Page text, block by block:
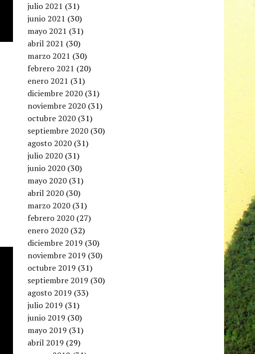
julio 2021 (31)
junio 2021 (30)
mayo 2021 (31)
abril 2021 (30)
marzo 2021 (30)
febrero 2021 (20)
enero 2021 (31)
diciembre 2020 (31)
noviembre 2020 (31)
octubre 2020 (31)
septiembre 2020 (30)
agosto 2020 (31)
julio 2020 (31)
junio 2020 (30)
mayo 2020 (31)
abril 2020 (30)
marzo 2020 (31)
febrero 2020 (27)
enero 2020 (32)
diciembre 2019 (30)
noviembre 2019 (30)
octubre 2019 (31)
septiembre 2019 (30)
agosto 2019 (33)
julio 2019 (31)
junio 2019 (30)
mayo 2019 (31)
abril 2019 (29)